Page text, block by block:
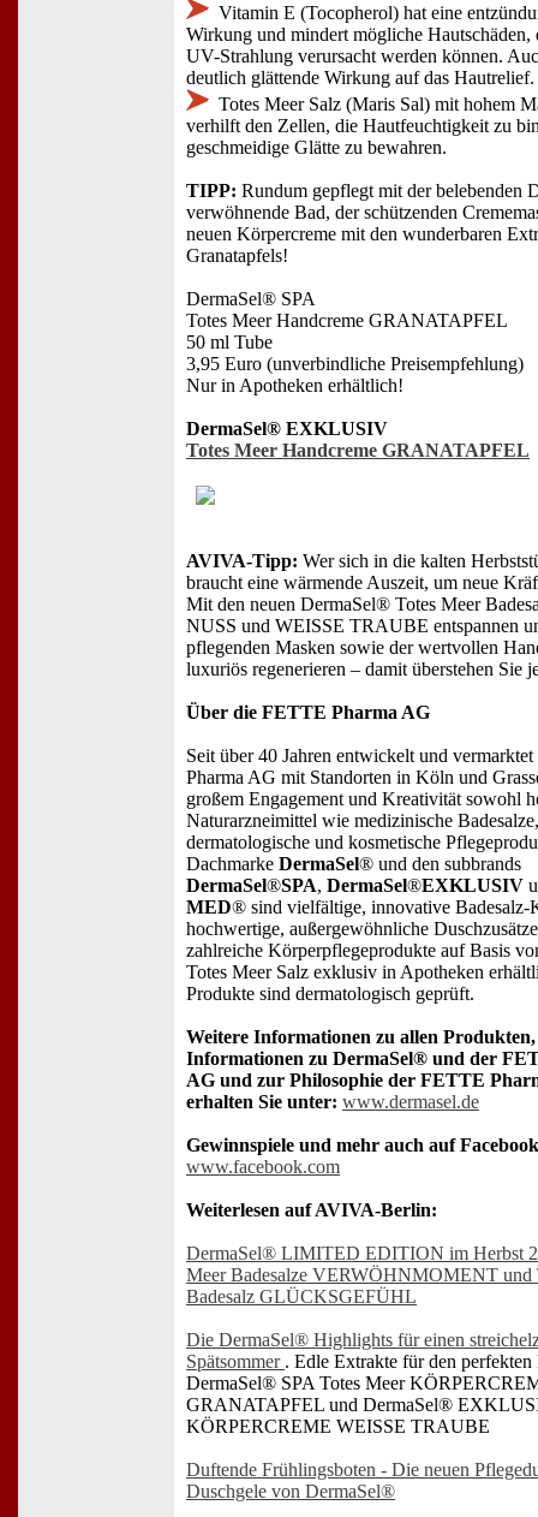
Vitamin E (Tocopherol) hat eine
Wirkung und mindert mögliche Hautschäden,
UV-Strahlung verursacht werden können.
deutlich glättende Wirkung auf das Hautrelief.
Totes Meer Salz (Maris Sal) mit hohem
verhilft den Zellen, die Hautfeuchtigkeit zu
geschmeidige Glätte zu bewahren.
TIPP: Rundum gepflegt mit der belebenden
verwöhnende Bad, der schützenden
neuen Körpercreme mit den wunderbaren
Granatapfels!
DermaSel® SPA
Totes Meer Handcreme GRANATAPFEL
50 ml Tube
3,95 Euro (unverbindliche Preisempfehlung)
Nur in Apotheken erhältlich!
DermaSel® EXKLUSIV
Totes Meer Handcreme GRANATAPFEL
AVIVA-Tipp: Wer sich in die kalten
braucht eine wärmende Auszeit, um neue
Mit den neuen DermaSel® Totes Meer
NUSS und WEISSE TRAUBE entspannen
pflegenden Masken sowie der wertvollen
luxuriös regenerieren – damit überstehen Sie
Über die FETTE Pharma AG
Seit über 40 Jahren entwickelt und
Pharma AG mit Standorten in Köln und
großem Engagement und Kreativität sowohl
Naturarzneimittel wie medizinische
dermatologische und kosmetische
Dachmarke DermaSel® und den subbrands
DermaSel®SPA, DermaSel®EXKLUSIV
MED® sind vielfältige, innovative Badesalz-
hochwertige, außergewöhnliche
zahlreiche Körperpflegeprodukte auf Basis
Totes Meer Salz exklusiv in Apotheken
Produkte sind dermatologisch geprüft.
Weitere Informationen zu allen Produkten,
Informationen zu DermaSel® und der
AG und zur Philosophie der FETTE
erhalten Sie unter: www.dermasel.de
Gewinnspiele und mehr auch auf
www.facebook.com
Weiterlesen auf AVIVA-Berlin:
DermaSel® LIMITED EDITION im Herbst
Meer Badesalze VERWÖHNMOMENT und
Badesalz GLÜCKSGEFÜHL
Die DermaSel® Highlights für einen
Spätsommer . Edle Extrakte für den perfekten
DermaSel® SPA Totes Meer
GRANATAPFEL und DermaSel®
KÖRPERCREME WEISSE TRAUBE
Duftende Frühlingsboten - Die neuen
Duschgele von DermaSel®